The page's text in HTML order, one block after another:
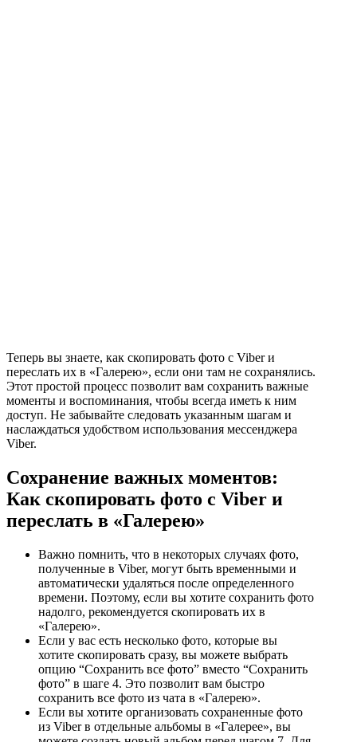
Теперь вы знаете, как скопировать фото с Viber и
переслать их в «Галерею», если они там не сохранялись.
Этот простой процесс позволит вам сохранить важные
моменты и воспоминания, чтобы всегда иметь к ним
доступ. Не забывайте следовать указанным шагам и
наслаждаться удобством использования мессенджера
Viber.
Сохранение важных моментов:
Как скопировать фото с Viber и
переслать в «Галерею»
Важно помнить, что в некоторых случаях фото,
полученные в Viber, могут быть временными и
автоматически удаляться после определенного
времени. Поэтому, если вы хотите сохранить фото
надолго, рекомендуется скопировать их в
«Галерею».
Если у вас есть несколько фото, которые вы
хотите скопировать сразу, вы можете выбрать
опцию “Сохранить все фото” вместо “Сохранить
фото” в шаге 4. Это позволит вам быстро
сохранить все фото из чата в «Галерею».
Если вы хотите организовать сохраненные фото
из Viber в отдельные альбомы в «Галерее», вы